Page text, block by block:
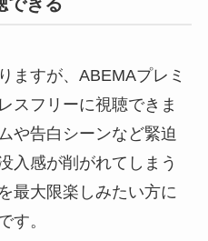
ますが、ABEMAプレミ
スフリーに視聴できま
や告白シーンなど緊迫
入感が削がれてしまう
最大限楽しみたい方に
す。